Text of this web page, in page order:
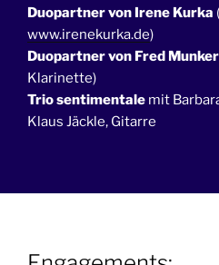
Duopartner von Irene Kurka
www.irenekurka.de)
Duopartner von Fred Munker
Klarinette)
Trio sentimentale mit
Klaus Jäckle, Gitarre